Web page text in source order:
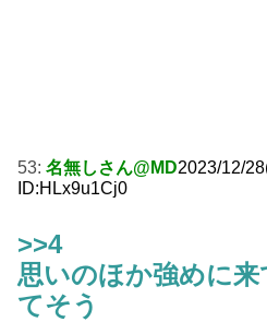
53: 名無しさん@MD2023/12/
ID:HLx9u1Cj0
>>4
思いのほか強めに
てそう